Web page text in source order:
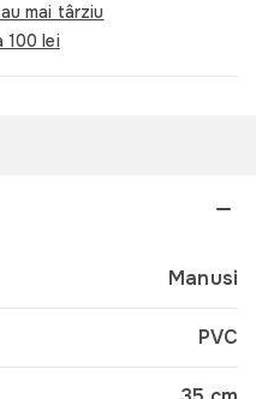
mai târziu
100 lei
Manusi
PVC